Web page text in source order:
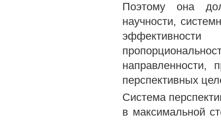
Поэтому она
научности,
направленности,
перспективных
Система
в максимальной